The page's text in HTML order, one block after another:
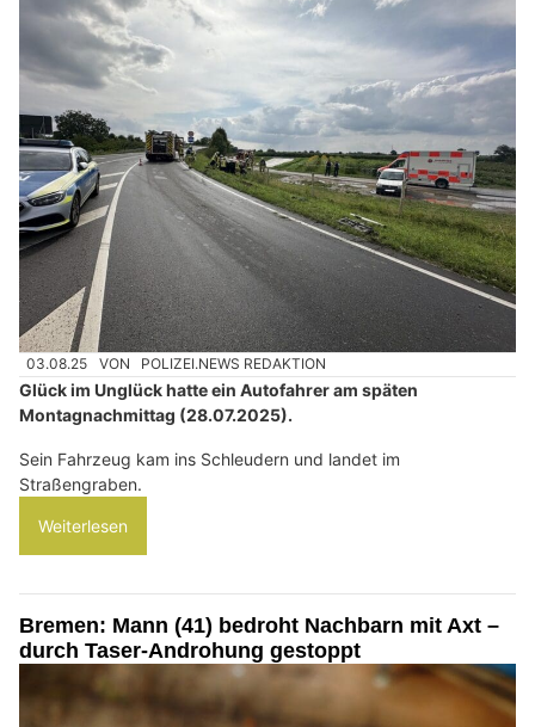
03.08.25 VON POLIZEI.NEWS REDAKTION
Glück im Unglück hatte ein Autofahrer am späten
Montagnachmittag (28.07.2025).
Sein Fahrzeug kam ins Schleudern und landet im
Straßengraben.
Weiterlesen
Bremen: Mann (41) bedroht Nachbarn mit Axt –
durch Taser-Androhung gestoppt